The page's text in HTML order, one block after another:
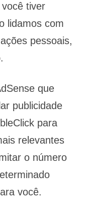
tiver
lidamos com
pessoais,
que
publicidade
para
relevantes
o número
você.